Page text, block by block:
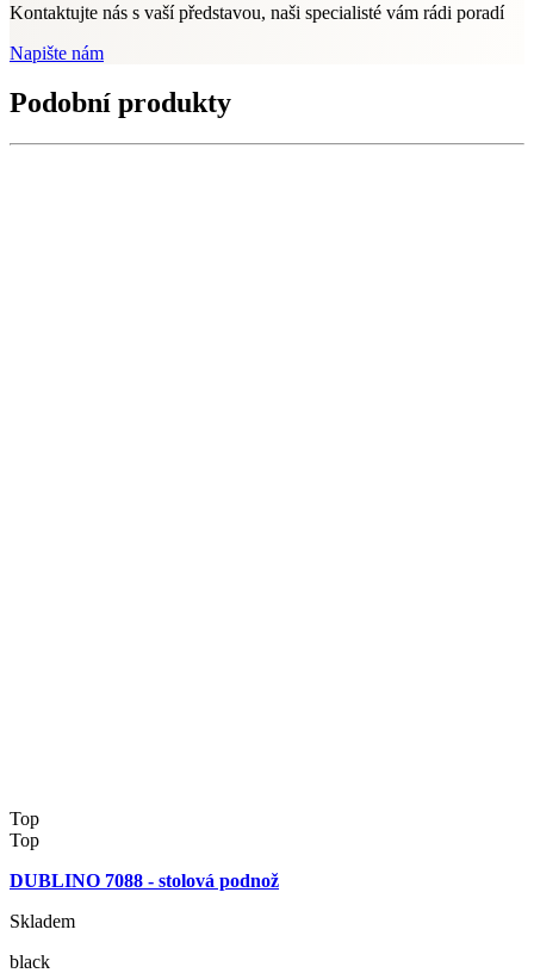
Kontaktujte nás s vaší představou, naši specialisté vám rádi poradí
Napište nám
Podobní produkty
Top
Top
DUBLINO 7088 - stolová podnož
Skladem
black